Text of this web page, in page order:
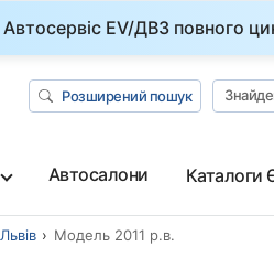
Автосервіс EV/ДВЗ повного
Розширений пошук
Автосалони Каталоги
Львів Модель 2011 р.в.